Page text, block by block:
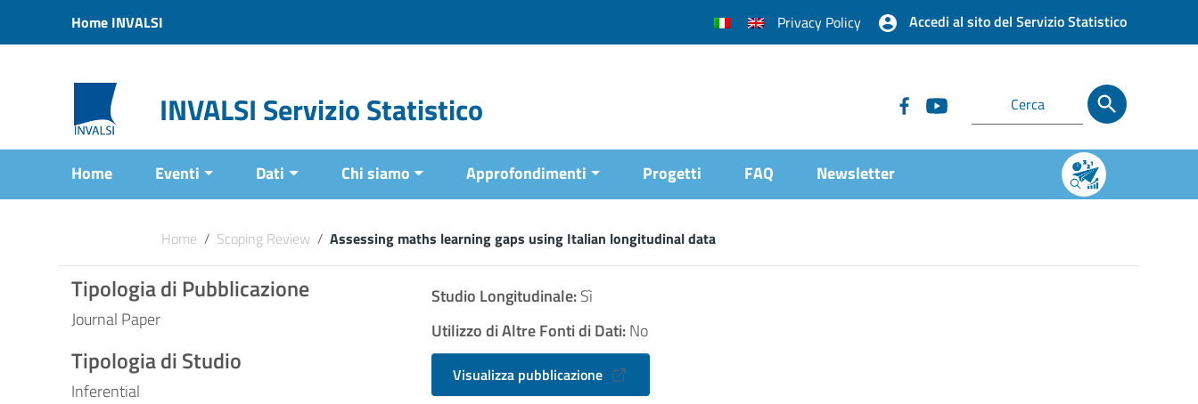
Vai al menu di navigazione
Home INVALSI Privacy Policy Accedi al sito del Servizio Statistico
INVALSI Servizio Statistico
Home Eventi Dati Chi siamo Approfondimenti Progetti FAQ Newsletter
Home / Scoping Review / Assessing maths learning gaps using Italian longitudinal data
Tipologia di Pubblicazione
Journal Paper
Tipologia di Studio
Inferential
Studio Longitudinale:Sì
Utilizzo di Altre Fonti di Dati:No
Visualizza pubblicazione